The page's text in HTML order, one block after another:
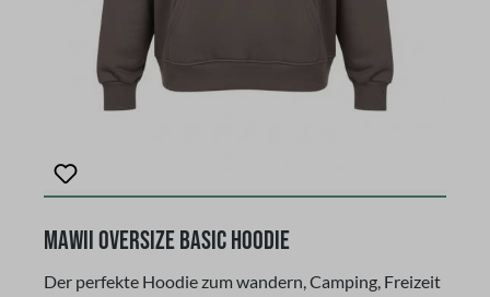
MAWII Oversize Basic Hoodie
Der perfekte Hoodie zum wandern, Camping, Freizeit